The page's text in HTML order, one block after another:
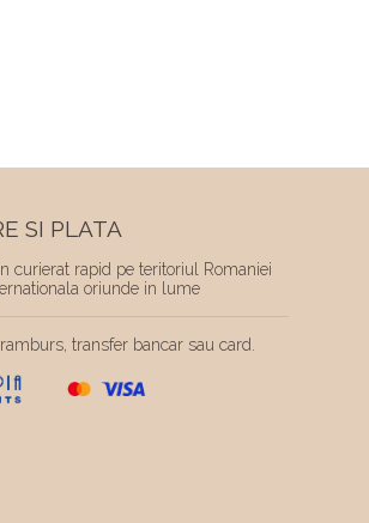
SI PLATA
curierat rapid pe teritoriul Romaniei
oriunde in lume
transfer bancar sau card.